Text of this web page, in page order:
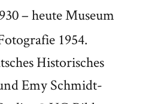
– heute Museum
1954.
Historisches
Emy Schmidt-